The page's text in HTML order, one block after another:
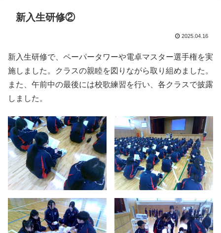
新入生研修②
2025.04.16
新入生研修で、ペーパータワーや電卓マスター選手権を実
施しました。クラスの親睦を図りながら取り組めました。
また、午前中の最後には校歌練習を行い、各クラスで披露
しました。